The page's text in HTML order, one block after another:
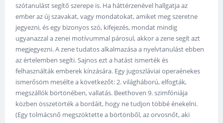
szótanulást segítő szerepe is. Ha háttérzenével hallgatja az
ember az új szavakat, vagy mondatokat, amiket meg szeretne
jegyezni, és egy bizonyos szó, kifejezés, mondat mindig
ugyanazzal a zenei motívummal párosul, akkor a zene segít azt
megjegyezni. A zene tudatos alkalmazása a nyelvtanulást ebben
az értelemben segíti. Sajnos ezt a hatást ismerték és
felhasználták emberek kínzására. Egy jugoszláviai operaénekes
ismerősöm mesélte a következőt: 2. világháború, elfogták,
megszállók börtönében, vallatás. Beethoven 9. szimfóniája
közben összetörték a bordáit, hogy ne tudjon többé énekelni.
(Egy tolmácsnő megszöktette a börtönből, az orvosnőt, aki